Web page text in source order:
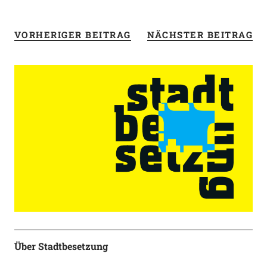
VORHERIGER BEITRAG NÄCHSTER BEITRAG
Über Stadtbesetzung